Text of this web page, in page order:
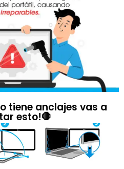
tiene anclajes vas a
esto!🛑